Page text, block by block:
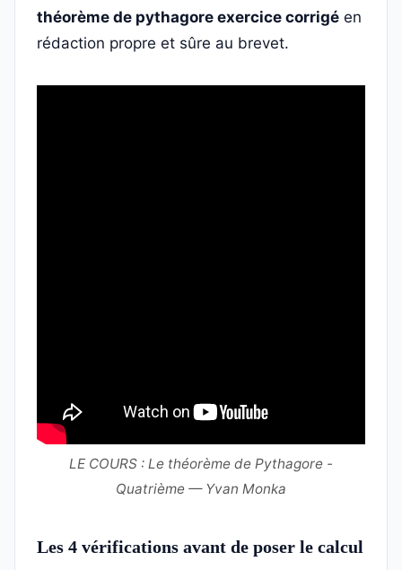
théorème de pythagore exercice corrigé en
rédaction propre et sûre au brevet.
LE COURS : Le théorème de Pythagore -
Quatrième — Yvan Monka
Les 4 vérifications avant de poser le calcul